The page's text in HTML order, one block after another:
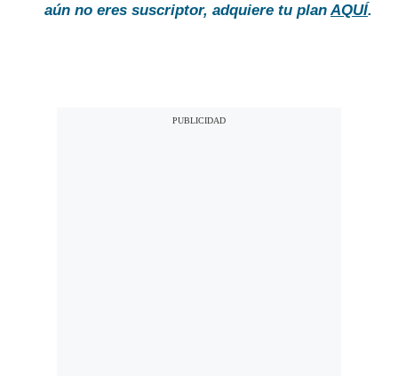
aún no eres suscriptor, adquiere tu plan AQUÍ.